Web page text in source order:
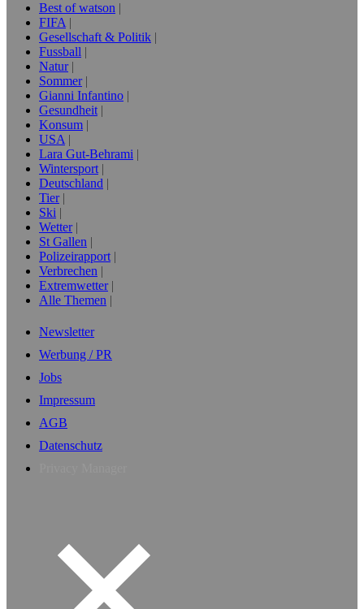
Best of watson
FIFA
Gesellschaft & Politik
Fussball
Natur
Sommer
Gianni Infantino
Gesundheit
Konsum
USA
Lara Gut-Behrami
Wintersport
Deutschland
Tier
Ski
Wetter
St Gallen
Polizeirapport
Verbrechen
Extremwetter
Alle Themen
Newsletter
Werbung / PR
Jobs
Impressum
AGB
Datenschutz